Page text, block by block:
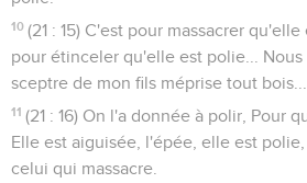
10 (21 : 15) C'est pour massacrer
pour étinceler qu'elle est polie... Nous
sceptre de mon fils méprise tout bois...
11 (21 : 16) On l'a donnée à polir, Pour
Elle est aiguisée, l'épée, elle est
celui qui massacre.